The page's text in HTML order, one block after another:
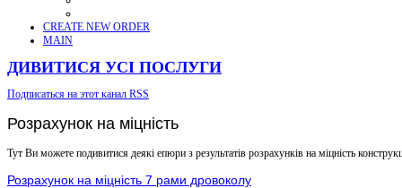
CREATE NEW ORDER
MAIN
ДИВИТИСЯ УСІ ПОСЛУГИ
Подписаться на этот канал RSS
Розрахунок на міцність
Тут Ви можете подивитися деякі епюри з результатів розрахунків на міцність
Розрахунок на міцність 7 рами дровоколу